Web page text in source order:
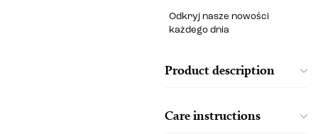
Odkryj nasze nowości
każdego dnia
Product description
Care instructions